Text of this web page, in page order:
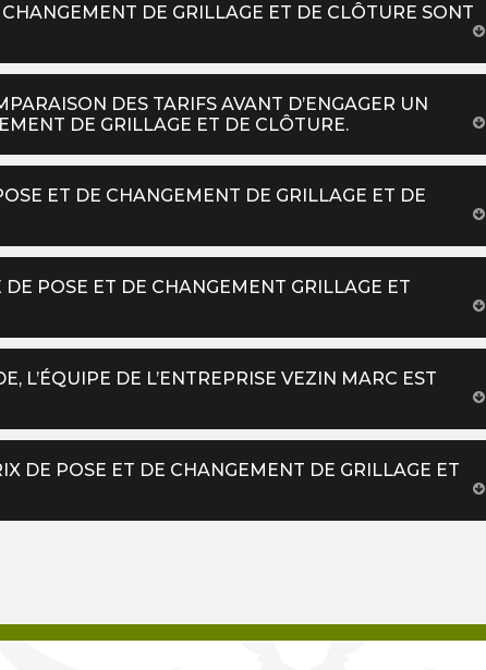
DE GRILLAGE ET DE CLÔTURE SONT
DES TARIFS AVANT D’ENGAGER UN
DE GRILLAGE ET DE CLÔTURE.
ET DE CHANGEMENT DE GRILLAGE ET DE
DE POSE ET DE CHANGEMENT GRILLAGE ET
L’ÉQUIPE DE L’ENTREPRISE VEZIN MARC EST
DE POSE ET DE CHANGEMENT DE GRILLAGE ET